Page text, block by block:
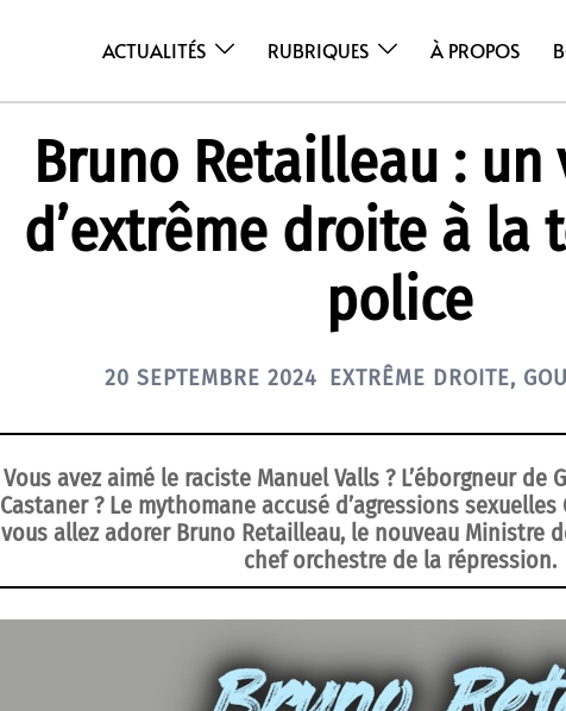
ACTUALITÉS RUBRIQUES À PROPOS
Bruno Retailleau : un
d’extrême droite à la
police
20 SEPTEMBRE 2024 EXTRÊME DROITE,
Vous avez aimé le raciste Manuel Valls ? L’éborgneur de
Castaner ? Le mythomane accusé d’agressions
vous allez adorer Bruno Retailleau, le nouveau Ministre
chef orchestre de la répression.